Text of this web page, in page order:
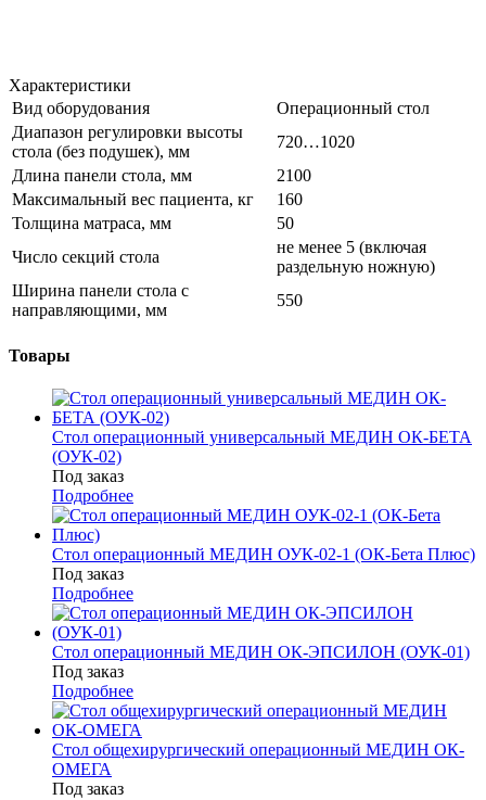
Характеристики
Вид оборудования
Операционный стол
Диапазон регулировки высоты
стола (без подушек), мм
720…1020
Длина панели стола, мм
2100
Максимальный вес пациента, кг
160
Толщина матраса, мм
50
Число секций стола
не менее 5 (включая
раздельную ножную)
Ширина панели стола с
направляющими, мм
550
Товары
Стол операционный универсальный МЕДИН ОК-БЕТА
(ОУК-02)
Под заказ
Подробнее
Стол операционный МЕДИН ОУК-02-1 (ОК-Бета Плюс)
Под заказ
Подробнее
Стол операционный МЕДИН ОК-ЭПСИЛОН (ОУК-01)
Под заказ
Подробнее
Стол общехирургический операционный МЕДИН ОК-
ОМЕГА
Под заказ